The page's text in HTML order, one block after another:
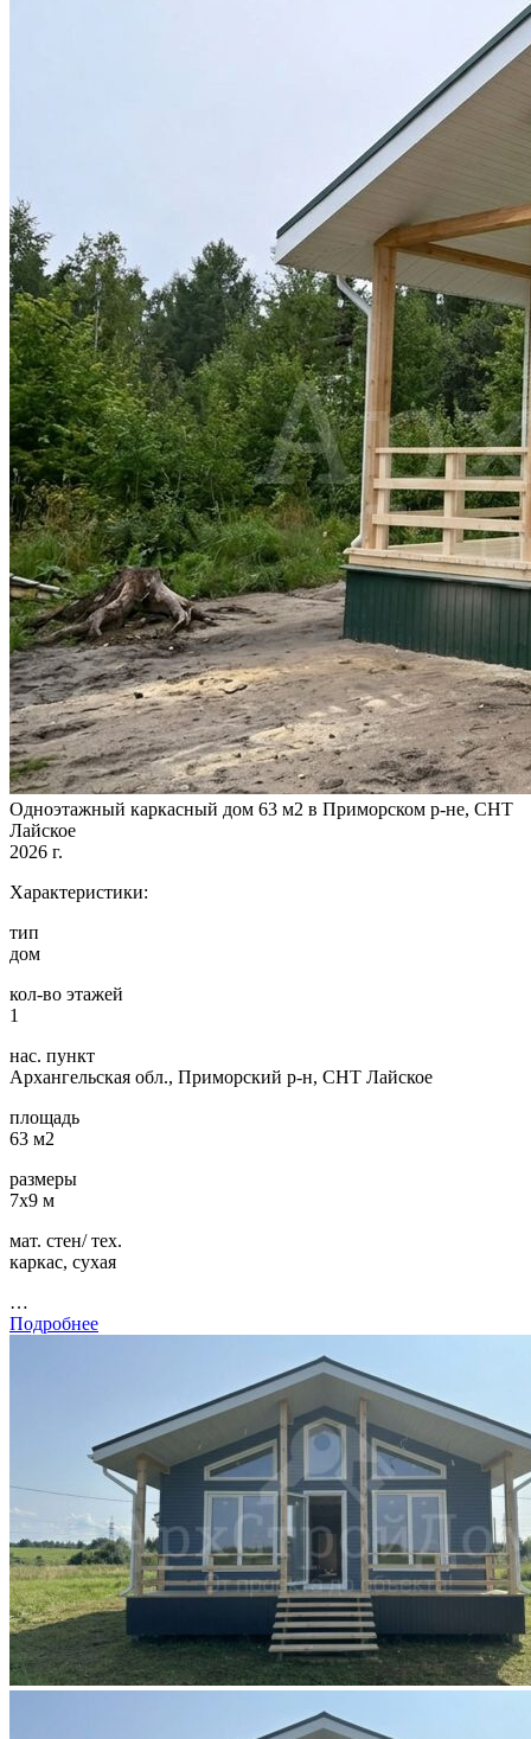
Одноэтажный каркасный дом 63 м2 в Приморском р-не, СНТ
Лайское
2026 г.
Характеристики:
тип
дом
кол-во этажей
1
нас. пункт
Архангельская обл., Приморский р-н, СНТ Лайское
площадь
63 м2
размеры
7х9 м
мат. стен/ тех.
каркас, сухая
…
Подробнее